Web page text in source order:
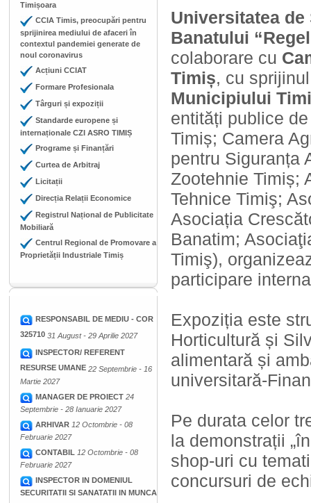
Timișoara
CCIA Timis, preocupări pentru
sprijinirea mediului de afaceri în
contextul pandemiei generate de
noul coronavirus
Acțiuni CCIAT
Formare Profesionala
Târguri și expoziții
Standarde europene și
internaționale CZI ASRO TIMIȘ
Programe și Finanțări
Curtea de Arbitraj
Licitații
Direcția Relații Economice
Registrul Național de Publicitate
Mobiliară
Centrul Regional de Promovare a
Proprietății Industriale Timiș
RESPONSABIL DE MEDIU - COR
325710 31 August - 29 Aprilie 2027
INSPECTOR/ REFERENT
RESURSE UMANE 22 Septembrie - 16
Martie 2027
MANAGER DE PROIECT 24
Septembrie - 28 Ianuarie 2027
ARHIVAR 12 Octombrie - 08
Februarie 2027
CONTABIL 12 Octombrie - 08
Februarie 2027
INSPECTOR IN DOMENIUL
SECURITATII SI SANATATII IN MUNCA
Universitatea
Banatului
colaborare cu
Timiș, cu
Municipiului
entități publice
Timiș; Camera
pentru Siguranța
Zootehnie Timiș;
Tehnice Timiş;
Asociația
Banatim;
Timiş),
participare
Expoziția este
Horticultură și
alimentară și
universitară-
Pe durata celor
la demonstrații
shop-uri cu
concursuri de